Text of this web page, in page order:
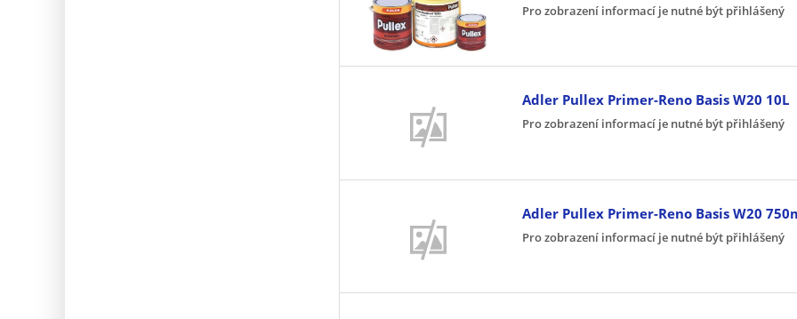
Pro zobrazení informací je nutné být přihlášený
Adler Pullex Primer-Reno Basis W20 10L
Pro zobrazení informací je nutné být přihlášený
Adler Pullex Primer-Reno Basis W20
Pro zobrazení informací je nutné být přihlášený